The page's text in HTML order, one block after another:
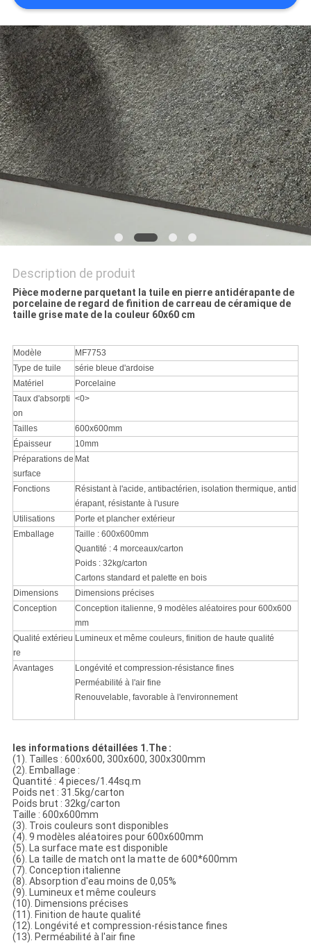
DEMANDEZ
UN DEVIS
PLAN
DU
SITE
POLITIQUE
CONFIDENTIALITÉ
Description de produit
Pièce moderne parquetant la tuile en pierre antidérapante de
porcelaine de regard de finition de carreau de céramique de
taille grise mate de la couleur 60x60 cm
Modèle
MF7753
Type de tuile
série bleue d'ardoise
Matériel
Porcelaine
Taux d'absorpti
on
<0>
Tailles
600x600mm
Épaisseur
10mm
Préparations de
surface
Mat
Fonctions
Résistant à l'acide, antibactérien, isolation thermique, antid
érapant, résistante à l'usure
Utilisations
Porte et plancher extérieur
Emballage
Taille : 600x600mm
Quantité : 4 morceaux/carton
Poids : 32kg/carton
Cartons standard et palette en bois
Dimensions
Dimensions précises
Conception
Conception italienne, 9 modèles aléatoires pour 600x600
mm
Qualité extérieu
re
Lumineux et même couleurs, finition de haute qualité
Avantages
Longévité et compression-résistance fines
Perméabilité à l'air fine
Renouvelable, favorable à l'environnement
les informations détaillées 1.The :
(1). Tailles : 600x600, 300x600, 300x300mm
(2). Emballage :
Quantité : 4 pieces/1.44sq.m
Poids net : 31.5kg/carton
Poids brut : 32kg/carton
Taille : 600x600mm
(3). Trois couleurs sont disponibles
(4). 9 modèles aléatoires pour 600x600mm
(5). La surface mate est disponible
(6). La taille de match ont la matte de 600*600mm
(7). Conception italienne
(8). Absorption d'eau moins de 0,05%
(9). Lumineux et même couleurs
(10). Dimensions précises
(11). Finition de haute qualité
(12). Longévité et compression-résistance fines
(13). Perméabilité à l'air fine